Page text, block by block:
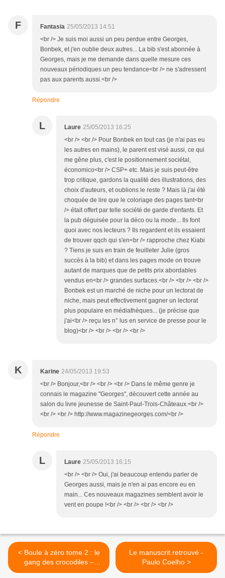
F Fantasia 25/05/2013 14:51
<br /> Je suis moi aussi un peu perdue entre Georges,
Bonbek, et j'en oublie deux autres... La bib s'est abonnée à
Georges, mais je me demande dans quelle mesure ces
nouveaux périodiques un peu tendance<br /> ne s'adressent
pas aux parents aussi.<br />
Répondre
L Laure 25/05/2013 16:25
<br /> <br /> Pour Bonbek en tout cas (je n'ai pas eu
les autres en mains), le parent est visé aussi, ce qui
me gêne plus, c'est le positionnement sociétal,
économico<br /> CSP+ etc. Mais je suis peut-être
trop critique, gardons la qualité des illustrations, des
choix d'auteurs, et oublions le reste ? Mais là j'ai été
choquée de lire que le coloriage des pages tant<br
/> était offert par telle société de garde d'enfants. Et
la pub déguisée pour la déco ou la mode... Ils font
quoi avec nos lecteurs ? Ils regardent et ils essaient
de trouver qqch qui s'en<br /> rapproche chez Kiabi
? Tiens je suis en train de feuilleter Julie (gros
succès à la bib) et dans les pages mode on trouve
autant de marques que de petits prix abordables
vendus en<br /> grandes surfaces.<br /> <br /> <br />
Bonbek est un marché de niche pour un lectorat de
niche, mais peut effectivement gagner un lectorat
plus populaire en médiathèques... (je précise que
j'ai<br /> reçu les n° lus en service de presse pour le
blog)<br /> <br /> <br /> <br />
K Karine 24/05/2013 19:53
<br /> Bonjour,<br /> <br /> <br /> Dans le même genre je
connais le magazine "Georges", découvert cette année au
salon du livre jeunesse de Saint-Paul-Trois-Châteaux.<br />
<br /> <br /> http://www.magazinegeorges.com/<br />
Répondre
L Laure 25/05/2013 16:15
<br /> <br /> Oui, j'ai beaucoup entendu parler de
Georges aussi, mais je n'en ai pas encore eu en
main... Ces nouveaux magazines semblent avoir le
vent en poupe !<br /> <br /> <br /> <br />
< Boule à zéro tome 2 : le
gang des crocodiles –
Zidrou (scénario) et Ernst
Le manuscrit retrouvé -
Paulo Coelho >